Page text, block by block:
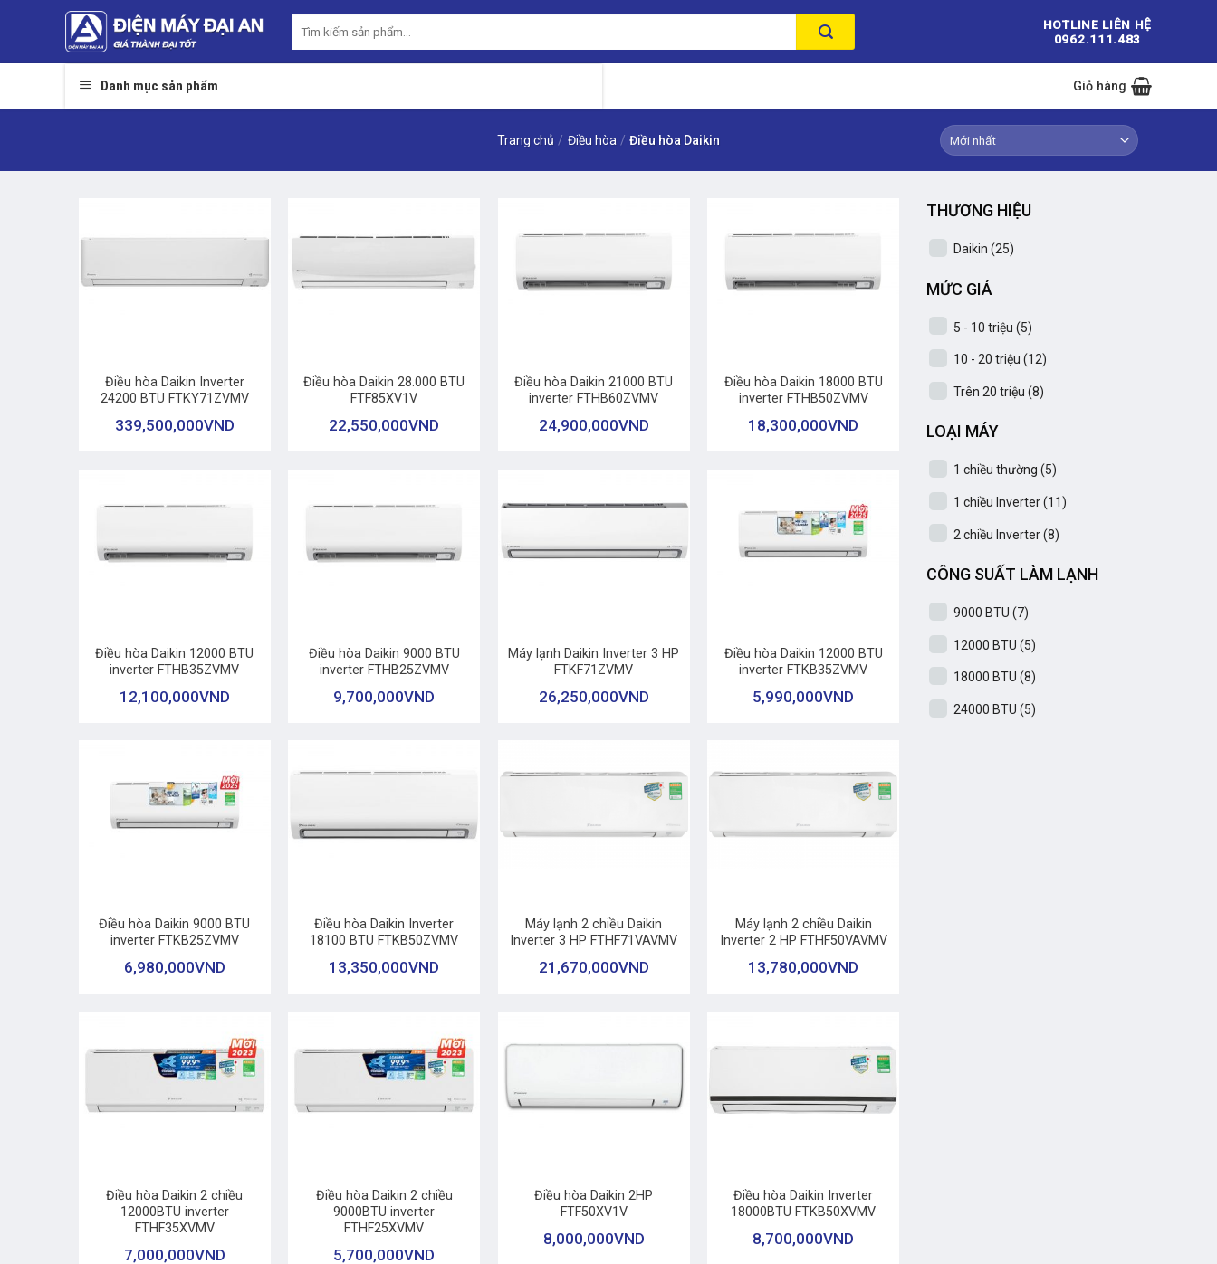
kiếm:
HOTLINE LIÊN HỆ
0962.111.483
Danh mục sản phẩm Giỏ hàng
Trang chủ / Điều hòa / Điều hòa Daikin
Điều hòa Daikin Inverter
24200 BTU FTKY71ZVMV
339,500,000VND
Điều hòa Daikin 28.000 BTU
FTF85XV1V
22,550,000VND
Điều hòa Daikin 21000 BTU
inverter FTHB60ZVMV
24,900,000VND
Điều hòa Daikin 18000 BTU
inverter FTHB50ZVMV
18,300,000VND
Điều hòa Daikin 12000 BTU
inverter FTHB35ZVMV
12,100,000VND
Điều hòa Daikin 9000 BTU
inverter FTHB25ZVMV
9,700,000VND
Máy lạnh Daikin Inverter 3 HP
FTKF71ZVMV
26,250,000VND
Điều hòa Daikin 12000 BTU
inverter FTKB35ZVMV
5,990,000VND
Điều hòa Daikin 9000 BTU
inverter FTKB25ZVMV
6,980,000VND
Điều hòa Daikin Inverter
18100 BTU FTKB50ZVMV
13,350,000VND
Máy lạnh 2 chiều Daikin
Inverter 3 HP FTHF71VAVMV
21,670,000VND
Máy lạnh 2 chiều Daikin
Inverter 2 HP FTHF50VAVMV
13,780,000VND
Điều hòa Daikin 2 chiều
12000BTU inverter
FTHF35XVMV
7,000,000VND
Điều hòa Daikin 2 chiều
9000BTU inverter
FTHF25XVMV
5,700,000VND
Điều hòa Daikin 2HP
FTF50XV1V
8,000,000VND
Điều hòa Daikin Inverter
18000BTU FTKB50XVMV
8,700,000VND
THƯƠNG HIỆU
Daikin (25)
MỨC GIÁ
5 - 10 triệu (5)
10 - 20 triệu (12)
Trên 20 triệu (8)
LOẠI MÁY
1 chiều thường (5)
1 chiều Inverter(11)
2 chiều Inverter(8)
CÔNG SUẤT LÀM LẠNH
9000 BTU (7)
12000 BTU (5)
18000 BTU (8)
24000 BTU (5)